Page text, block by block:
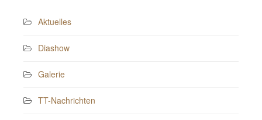
Aktuelles
Diashow
Galerie
TT-Nachrichten